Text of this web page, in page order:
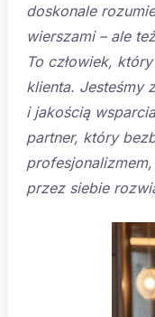
doskonale
wierszami – ale
To człowiek,
klienta. Jesteśmy
i jakością
partner, który
przez siebie